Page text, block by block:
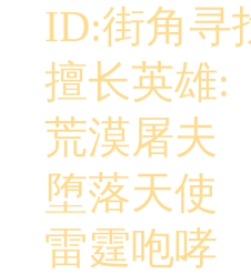
ID:街角寻
擅长英雄:
荒漠屠夫
堕落天使
雷霆咆哮